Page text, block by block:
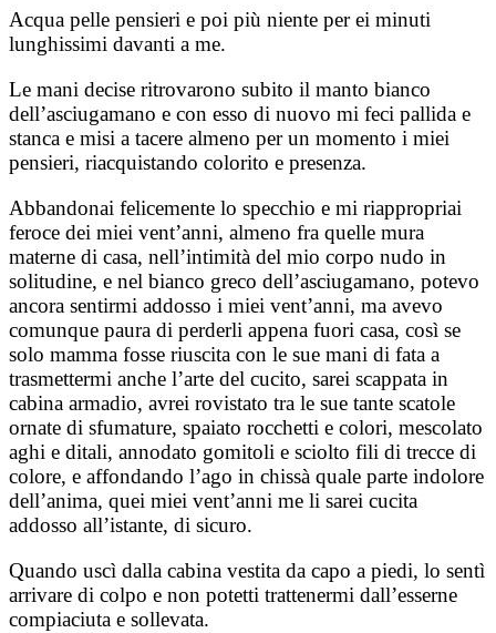
Acqua pelle pensieri e poi più niente per ei minuti
lunghissimi davanti a me.
Le mani decise ritrovarono subito il manto bianco
dell’asciugamano e con esso di nuovo mi feci pallida e
stanca e misi a tacere almeno per un momento i miei
pensieri, riacquistando colorito e presenza.
Abbandonai felicemente lo specchio e mi riappropriai
feroce dei miei vent’anni, almeno fra quelle mura
materne di casa, nell’intimità del mio corpo nudo in
solitudine, e nel bianco greco dell’asciugamano, potevo
ancora sentirmi addosso i miei vent’anni, ma avevo
comunque paura di perderli appena fuori casa, così se
solo mamma fosse riuscita con le sue mani di fata a
trasmettermi anche l’arte del cucito, sarei scappata in
cabina armadio, avrei rovistato tra le sue tante scatole
ornate di sfumature, spaiato rocchetti e colori, mescolato
aghi e ditali, annodato gomitoli e sciolto fili di trecce di
colore, e affondando l’ago in chissà quale parte indolore
dell’anima, quei miei vent’anni me li sarei cucita
addosso all’istante, di sicuro.
Quando uscì dalla cabina vestita da capo a piedi, lo sentì
arrivare di colpo e non potetti trattenermi dall’esserne
compiaciuta e sollevata.